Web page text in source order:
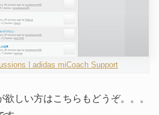
| adidas miCoach Support
しい方はこちらもどうぞ。。。